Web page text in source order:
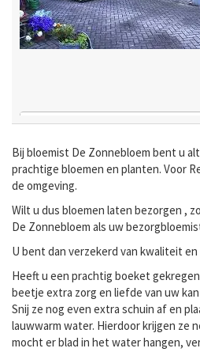
Bij bloemist De Zonnebloem bent u
prachtige bloemen en planten. Voor
de omgeving.
Wilt u dus bloemen laten bezorgen ,
De Zonnebloem als uw
U bent dan verzekerd van kwaliteit
Heeft u een prachtig boeket
beetje extra zorg en liefde van uw
Snij ze nog even extra schuin af en
lauwwarm water. Hierdoor krijgen ze
mocht er blad in het water hangen,